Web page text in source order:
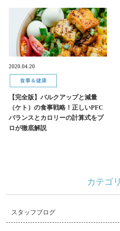
2020.04.20
食事＆健康
【完全版】バルクアップと減量
（ケト）の食事戦略！正しいPFC
バランスとカロリーの計算式をプ
ロが徹底解説
カテゴ
スタッフブログ